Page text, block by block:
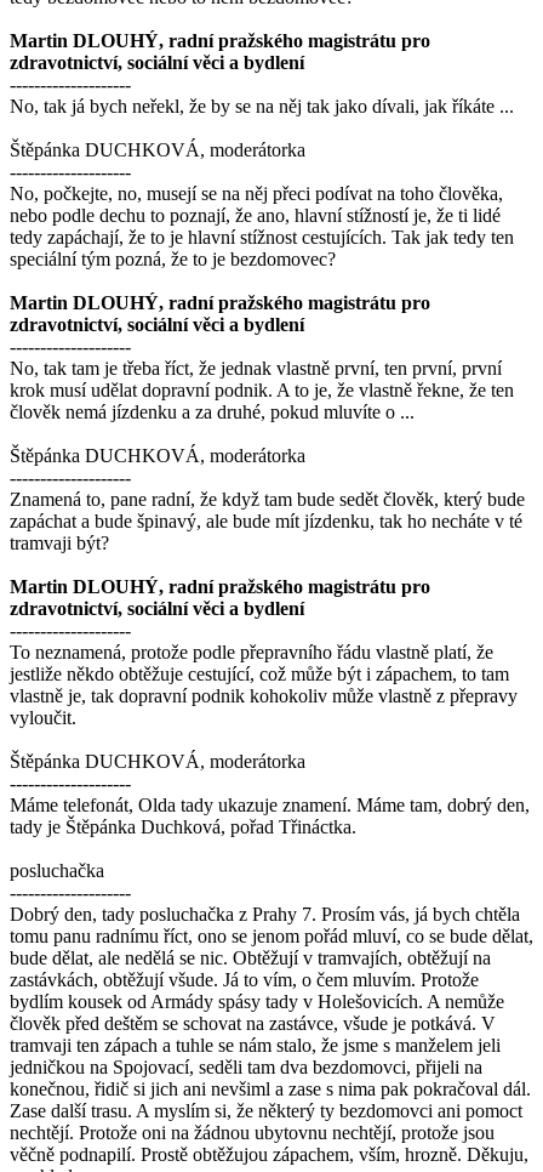
Martin DLOUHÝ, radní pražského magistrátu pro
zdravotnictví, sociální věci a bydlení
--------------------
No, tak já bych neřekl, že by se na něj tak jako dívali, jak říkáte ...
Štěpánka DUCHKOVÁ, moderátorka
--------------------
No, počkejte, no, musejí se na něj přeci podívat na toho člověka,
nebo podle dechu to poznají, že ano, hlavní stížností je, že ti lidé
tedy zapáchají, že to je hlavní stížnost cestujících. Tak jak tedy ten
speciální tým pozná, že to je bezdomovec?
Martin DLOUHÝ, radní pražského magistrátu pro
zdravotnictví, sociální věci a bydlení
--------------------
No, tak tam je třeba říct, že jednak vlastně první, ten první, první
krok musí udělat dopravní podnik. A to je, že vlastně řekne, že ten
člověk nemá jízdenku a za druhé, pokud mluvíte o ...
Štěpánka DUCHKOVÁ, moderátorka
--------------------
Znamená to, pane radní, že když tam bude sedět člověk, který bude
zapáchat a bude špinavý, ale bude mít jízdenku, tak ho necháte v té
tramvaji být?
Martin DLOUHÝ, radní pražského magistrátu pro
zdravotnictví, sociální věci a bydlení
--------------------
To neznamená, protože podle přepravního řádu vlastně platí, že
jestliže někdo obtěžuje cestující, což může být i zápachem, to tam
vlastně je, tak dopravní podnik kohokoliv může vlastně z přepravy
vyloučit.
Štěpánka DUCHKOVÁ, moderátorka
--------------------
Máme telefonát, Olda tady ukazuje znamení. Máme tam, dobrý den,
tady je Štěpánka Duchková, pořad Třináctka.
posluchačka
--------------------
Dobrý den, tady posluchačka z Prahy 7. Prosím vás, já bych chtěla
tomu panu radnímu říct, ono se jenom pořád mluví, co se bude dělat,
bude dělat, ale nedělá se nic. Obtěžují v tramvajích, obtěžují na
zastávkách, obtěžují všude. Já to vím, o čem mluvím. Protože
bydlím kousek od Armády spásy tady v Holešovicích. A nemůže
člověk před deštěm se schovat na zastávce, všude je potkává. V
tramvaji ten zápach a tuhle se nám stalo, že jsme s manželem jeli
jedničkou na Spojovací, seděli tam dva bezdomovci, přijeli na
konečnou, řidič si jich ani nevšiml a zase s nima pak pokračoval dál.
Zase další trasu. A myslím si, že některý ty bezdomovci ani pomoct
nechtějí. Protože oni na žádnou ubytovnu nechtějí, protože jsou
věčně podnapilí. Prostě obtěžujou zápachem, vším, hrozně. Děkuju,